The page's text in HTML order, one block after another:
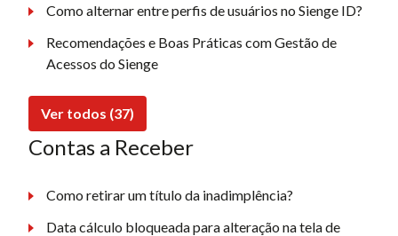
Como alternar entre perfis de usuários no Sienge ID?
Recomendações e Boas Práticas com Gestão de
Acessos do Sienge
Ver todos (37)
Contas a Receber
Como retirar um título da inadimplência?
Data cálculo bloqueada para alteração na tela de